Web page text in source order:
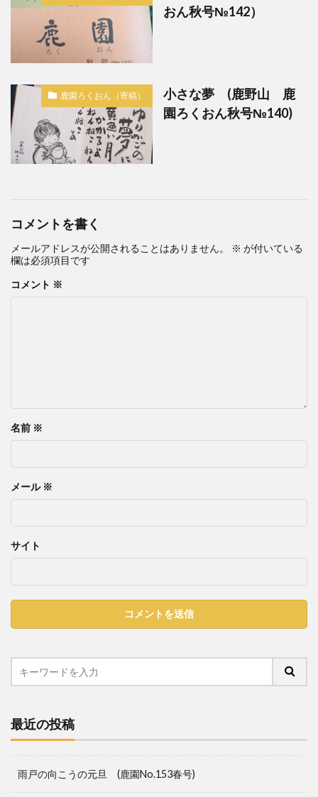
おん秋号№142）
鹿園ろくおん（寄稿）
小さな夢 (鹿野山 鹿
園ろくおん秋号№140)
コメントを書く
メールアドレスが公開されることはありません。 ※ が付いている
欄は必須項目です
コメント ※
名前 ※
メール ※
サイト
最近の投稿
雨戸の向こうの元旦 (鹿園No.153春号)